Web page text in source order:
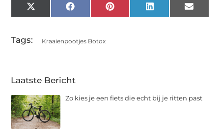
X
(Twitter)
FacebookPinterestLinkedInEmail
Tags: Kraaienpootjes Botox
Laatste Bericht
Zo kies je een fiets die echt bij je ritten past